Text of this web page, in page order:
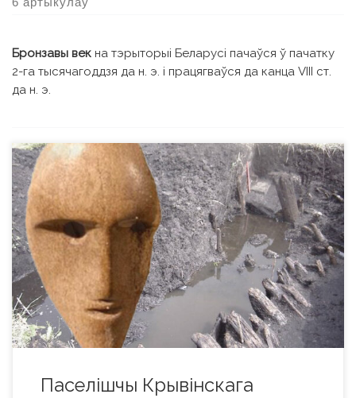
Бронзавы век на тэрыторыі Беларусі пачаўся ў пачатку
2-га тысячагоддзя да н. э. і працягваўся да канца VIII ст.
да н. э.
Паселішчы Крывінскага тарфяніку – група археалагічных
помнікаў ля в. Асавец (Бешаковіцкі р-н) і Галоўск
(Сенненскі р-н) на тарфяннікавым пабярэжжы р. Крывінка
(54°54’58” N, 29°32’40” E). Адносяцца да эпохі неаліту і
бронзавага веку (4-е – сяр. 2-га тыс. да н.э.). Частка
матэрыялаў адносяцца да паўночнабеларускай культуры.
На сённяшні дзень у мікрарэгіёне […]
Паселішчы Крывінскага